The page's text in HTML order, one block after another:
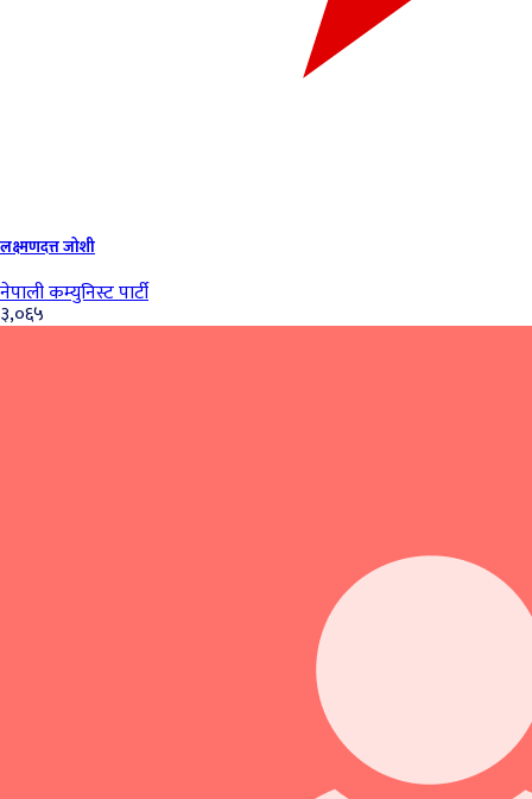
लक्ष्मणदत्त जोशी
नेपाली कम्युनिस्ट पार्टी
३,०६५